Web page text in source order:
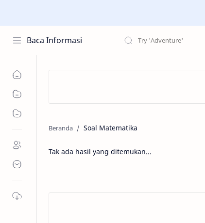
Baca Informasi
Soal Matematika
Tak ada hasil yang ditemukan...